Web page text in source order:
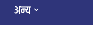
अन्य